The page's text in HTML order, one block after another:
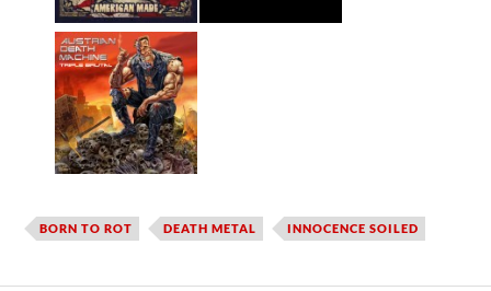
BORN TO ROT DEATH METAL INNOCENCE SOILED